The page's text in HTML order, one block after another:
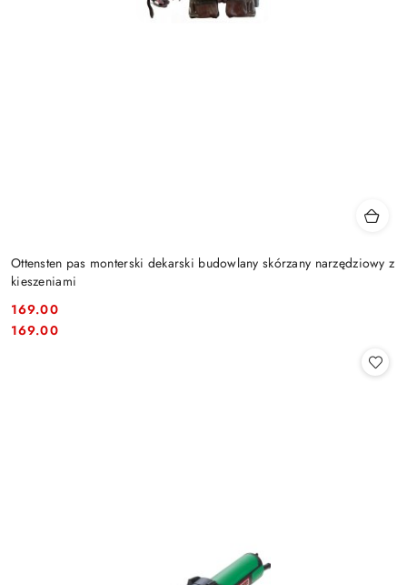
Ottensten pas monterski dekarski budowlany skórzany narzędziowy z
kieszeniami
Cena:
169.00
Cena:
169.00